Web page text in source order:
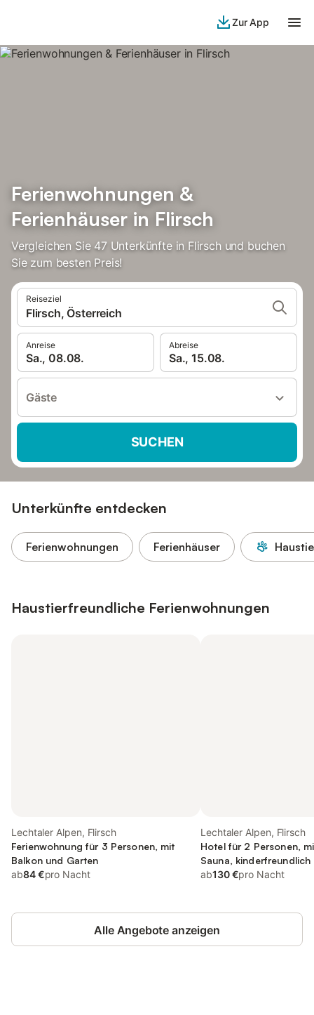
Zur App
Ferienwohnungen &
Ferienhäuser in Flirsch
Vergleichen Sie 47 Unterkünfte in Flirsch und buchen
Sie zum besten Preis!
Reiseziel
Flirsch, Österreich
Anreise
Sa., 08.08.
Abreise
Sa., 15.08.
Gäste
SUCHEN
Unterkünfte entdecken
Ferienwohnungen Ferienhäuser
Haustierfreundliche Ferienwohnungen
Lechtaler Alpen, Flirsch
Ferienwohnung für 3 Personen, mit
Balkon und Garten
ab84 €pro Nacht
Lechtaler Alpen, Flirsch
Hotel für 2 Personen,
Sauna, kinderfreundlich
ab130 €pro Nacht
Alle Angebote anzeigen